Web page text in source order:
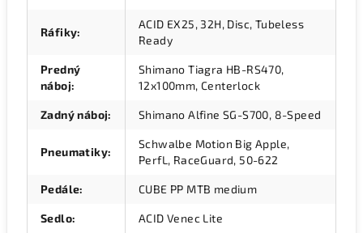
Ráfiky:
ACID EX25, 32H, Disc, Tubeless
Ready
Predný
náboj:
Shimano Tiagra HB-RS470,
12x100mm, Centerlock
Zadný náboj: Shimano Alfine SG-S700, 8-Speed
Pneumatiky:
Schwalbe Motion Big Apple,
PerfL, RaceGuard, 50-622
Pedále: CUBE PP MTB medium
Sedlo: ACID Venec Lite